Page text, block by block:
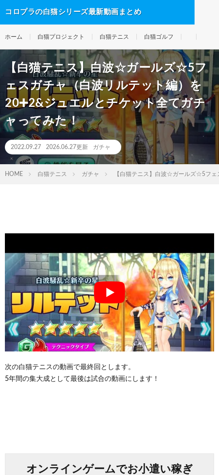
コロプラの白猫シリーズ最新動画まとめ
ホーム 白猫プロジェクト 白猫テニス 白猫ゴルフ
【白猫テニス】白波☆ガールズ☆5フ
ェスガチャ（白波リルテット編）を
20➕2&ジュエルとチケット全てガチ
ャってみた！
2022.09.27 2026.06.27更新 ガチャ
HOME 白猫テニス ガチャ 【白猫テニス】白波☆ガールズ☆5フェ
次の白猫テニスの動画で最終回とします。
5年間の集大成として最後は試合の動画にします！
オンラインゲームでお小遣い稼ぎ